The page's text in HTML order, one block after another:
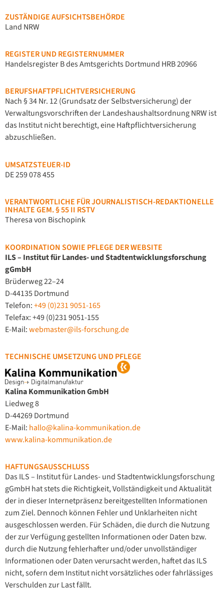
ZUSTÄNDIGE AUFSICHTSBEHÖRDE
Land NRW
REGISTER UND REGISTERNUMMER
Handelsregister B des Amtsgerichts Dortmund HRB 20966
BERUFSHAFTPFLICHTVERSICHERUNG
Nach § 34 Nr. 12 (Grundsatz der Selbstversicherung) der
Verwaltungsvorschriften der Landeshaushaltsordnung NRW ist
das Institut nicht berechtigt, eine Haftpflichtversicherung
abzuschließen.
UMSATZSTEUER-ID
DE 259 078 455
VERANTWORTLICHE FÜR JOURNALISTISCH-REDAKTIONELLE
INHALTE GEM. § 55 II RSTV
Theresa von Bischopink
KOORDINATION SOWIE PFLEGE DER WEBSITE
ILS – Institut für Landes- und Stadtentwicklungsforschung
gGmbH
Brüderweg 22–24
D-44135 Dortmund
Telefon:+49 (0)231 9051-165
Telefax: +49 (0)231 9051-155
E-Mail:webmaster@ils-forschung.de
TECHNISCHE UMSETZUNG UND PFLEGE
Kalina Kommunikation GmbH
Liedweg 8
D-44269 Dortmund
E-Mail: hallo@kalina-kommunikation.de
www.kalina-kommunikation.de
HAFTUNGSAUSSCHLUSS
Das ILS – Institut für Landes- und Stadtentwicklungsforschung
gGmbH hat stets die Richtigkeit, Vollständigkeit und Aktualität
der in dieser Internetpräsenz bereitgestellten Informationen
zum Ziel. Dennoch können Fehler und Unklarheiten nicht
ausgeschlossen werden. Für Schäden, die durch die Nutzung
der zur Verfügung gestellten Informationen oder Daten bzw.
durch die Nutzung fehlerhafter und/oder unvollständiger
Informationen oder Daten verursacht werden, haftet das ILS
nicht, sofern dem Institut nicht vorsätzliches oder fahrlässiges
Verschulden zur Last fällt.